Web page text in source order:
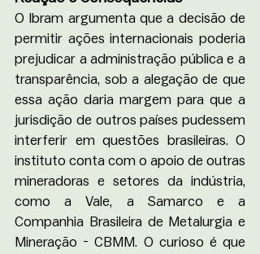
O Ibram argumenta que a decisão de
permitir ações internacionais poderia
prejudicar a administração pública e a
transparência, sob a alegação de que
essa ação daria margem para que a
jurisdição de outros países pudessem
interferir em questões brasileiras. O
instituto conta com o apoio de outras
mineradoras e setores da indústria,
como a Vale, a Samarco e a
Companhia Brasileira de Metalurgia e
Mineração - CBMM. O curioso é que